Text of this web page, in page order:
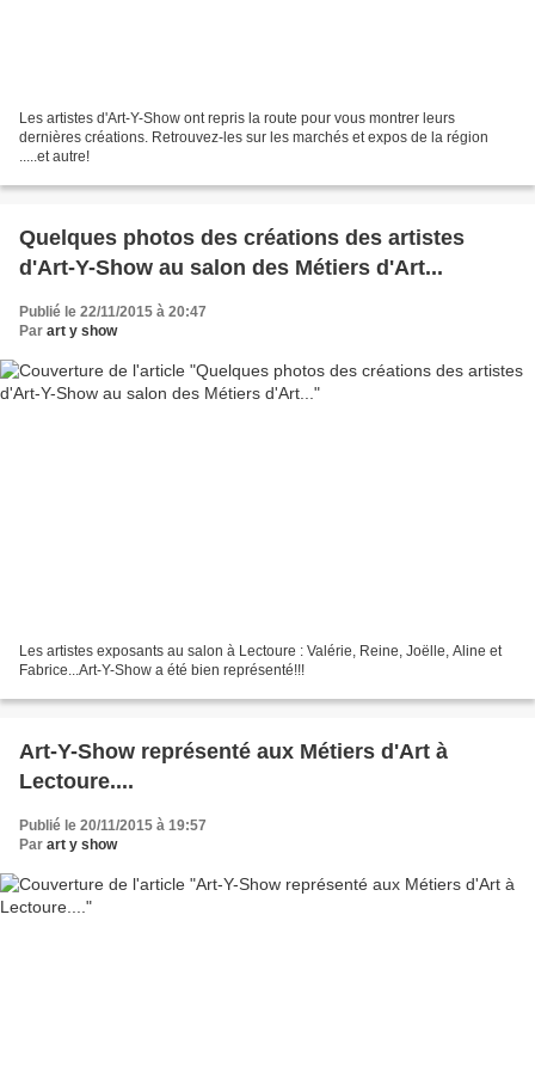
Les artistes d'Art-Y-Show ont repris la route pour vous montrer leurs
dernières créations. Retrouvez-les sur les marchés et expos de la région
.....et autre!
Quelques photos des créations des artistes
d'Art-Y-Show au salon des Métiers d'Art...
Publié le 22/11/2015 à 20:47
Par art y show
Les artistes exposants au salon à Lectoure : Valérie, Reine, Joëlle, Aline et
Fabrice...Art-Y-Show a été bien représenté!!!
Art-Y-Show représenté aux Métiers d'Art à
Lectoure....
Publié le 20/11/2015 à 19:57
Par art y show